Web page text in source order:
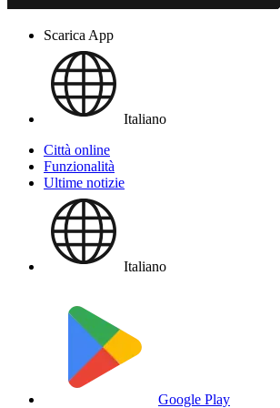
Scarica App
Italiano
Città online
Funzionalità
Ultime notizie
Italiano
Google Play